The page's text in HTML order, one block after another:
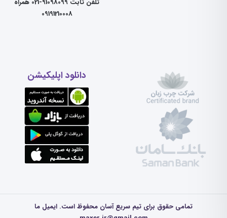
تلفن ثابت 91098099-021 همراه
09191210008
دانلود اپلیکیشن
تمامی حقوق برای تیم سریع آسان محفوظ است. ایمیل ما